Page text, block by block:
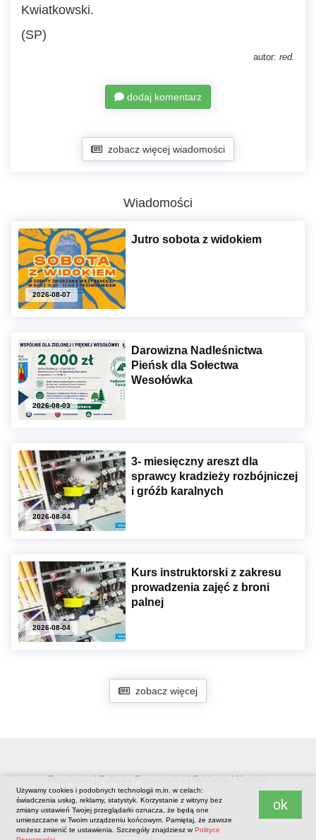
ok
Używamy cookies i podobnych technologii m.in. w celach:
świadczenia usług, reklamy, statystyk. Korzystanie z witryny bez
zmiany ustawień Twojej przeglądarki oznacza, że będą one
umieszczane w Twoim urządzeniu końcowym. Pamiętaj, że zawsze
możesz zmienić te ustawienia. Szczegóły znajdziesz wPolityce
Kwiatkowski.
(SP)
autor: red.
dodaj komentarz
zobacz więcej wiadomości
Wiadomości
2026-08-07
Jutro sobota z widokiem
2026-08-03
Darowizna Nadleśnictwa
Pieńsk dla Sołectwa
Wesołówka
2026-08-04
3- miesięczny areszt dla
sprawcy kradzieży rozbójniczej
i gróźb karalnych
2026-08-04
Kurs instruktorski z zakresu
prowadzenia zajęć z broni
palnej
zobacz więcej
Regulamin | Polityka Prywatności | Reklama | Kontakt
© www.luban.ski
.